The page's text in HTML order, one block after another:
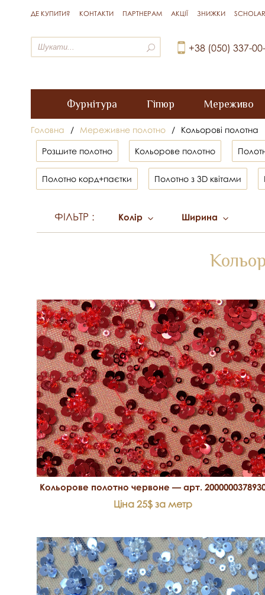
ДЕ КУПИТИ? КОНТАКТИ ПАРТНЕРАМ АКЦІЇ ЗНИЖКИ
+38 (050) 337-
Фурнітура Гіпюр Мереживо
Головна / Мереживне полотно / Кольорові полотна
Розшите полотно Кольорове полотно
Полотно корд+паєтки Полотно з 3D квітами
ФІЛЬТР : Колір Ширина
Кольорове полотно червоне — арт.
Ціна 25$ за метр